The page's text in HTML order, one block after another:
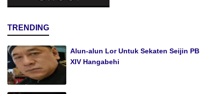
TRENDING
Alun-alun Lor Untuk Sekaten Seijin PB
XIV Hangabehi